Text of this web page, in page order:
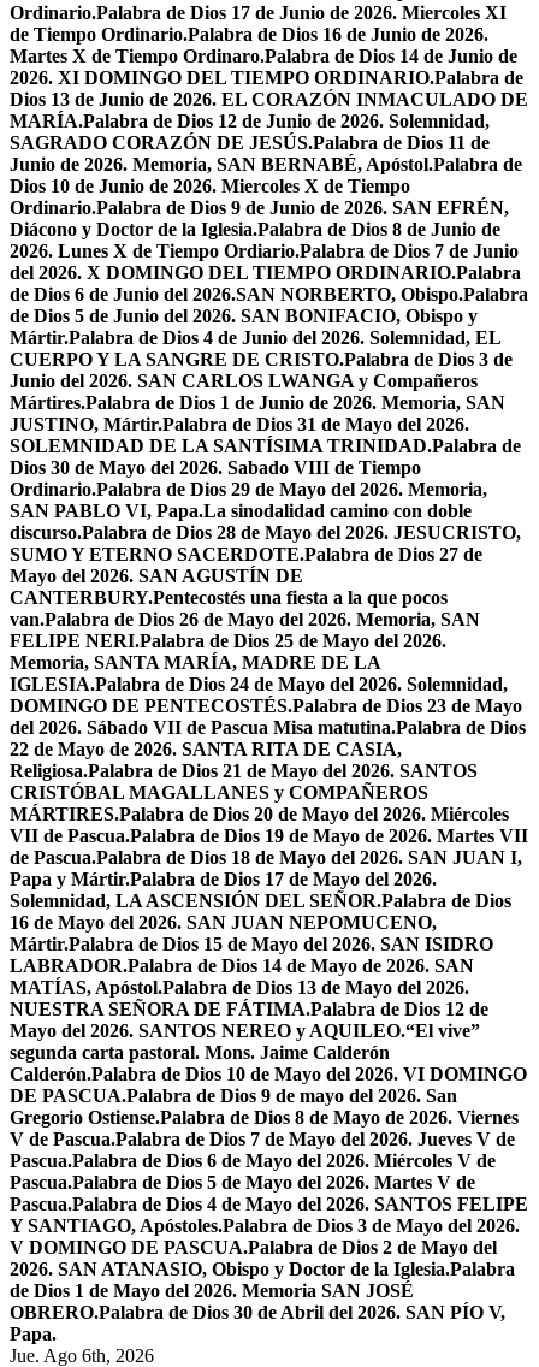
Ordinario.Palabra de Dios 17 de Junio de 2026. Miercoles XI
de Tiempo Ordinario.Palabra de Dios 16 de Junio de 2026.
Martes X de Tiempo Ordinaro.Palabra de Dios 14 de Junio de
2026. XI DOMINGO DEL TIEMPO ORDINARIO.Palabra de
Dios 13 de Junio de 2026. EL CORAZÓN INMACULADO DE
MARÍA.Palabra de Dios 12 de Junio de 2026. Solemnidad,
SAGRADO CORAZÓN DE JESÚS.Palabra de Dios 11 de
Junio de 2026. Memoria, SAN BERNABÉ, Apóstol.Palabra de
Dios 10 de Junio de 2026. Miercoles X de Tiempo
Ordinario.Palabra de Dios 9 de Junio de 2026. SAN EFRÉN,
Diácono y Doctor de la Iglesia.Palabra de Dios 8 de Junio de
2026. Lunes X de Tiempo Ordiario.Palabra de Dios 7 de Junio
del 2026. X DOMINGO DEL TIEMPO ORDINARIO.Palabra
de Dios 6 de Junio del 2026.SAN NORBERTO, Obispo.Palabra
de Dios 5 de Junio del 2026. SAN BONIFACIO, Obispo y
Mártir.Palabra de Dios 4 de Junio del 2026. Solemnidad, EL
CUERPO Y LA SANGRE DE CRISTO.Palabra de Dios 3 de
Junio del 2026. SAN CARLOS LWANGA y Compañeros
Mártires.Palabra de Dios 1 de Junio de 2026. Memoria, SAN
JUSTINO, Mártir.Palabra de Dios 31 de Mayo del 2026.
SOLEMNIDAD DE LA SANTÍSIMA TRINIDAD.Palabra de
Dios 30 de Mayo del 2026. Sabado VIII de Tiempo
Ordinario.Palabra de Dios 29 de Mayo del 2026. Memoria,
SAN PABLO VI, Papa.La sinodalidad camino con doble
discurso.Palabra de Dios 28 de Mayo del 2026. JESUCRISTO,
SUMO Y ETERNO SACERDOTE.Palabra de Dios 27 de
Mayo del 2026. SAN AGUSTÍN DE
CANTERBURY.Pentecostés una fiesta a la que pocos
van.Palabra de Dios 26 de Mayo del 2026. Memoria, SAN
FELIPE NERI.Palabra de Dios 25 de Mayo del 2026.
Memoria, SANTA MARÍA, MADRE DE LA
IGLESIA.Palabra de Dios 24 de Mayo del 2026. Solemnidad,
DOMINGO DE PENTECOSTÉS.Palabra de Dios 23 de Mayo
del 2026. Sábado VII de Pascua Misa matutina.Palabra de Dios
22 de Mayo de 2026. SANTA RITA DE CASIA,
Religiosa.Palabra de Dios 21 de Mayo del 2026. SANTOS
CRISTÓBAL MAGALLANES y COMPAÑEROS
MÁRTIRES.Palabra de Dios 20 de Mayo del 2026. Miércoles
VII de Pascua.Palabra de Dios 19 de Mayo de 2026. Martes VII
de Pascua.Palabra de Dios 18 de Mayo del 2026. SAN JUAN I,
Papa y Mártir.Palabra de Dios 17 de Mayo del 2026.
Solemnidad, LA ASCENSIÓN DEL SEÑOR.Palabra de Dios
16 de Mayo del 2026. SAN JUAN NEPOMUCENO,
Mártir.Palabra de Dios 15 de Mayo del 2026. SAN ISIDRO
LABRADOR.Palabra de Dios 14 de Mayo de 2026. SAN
MATÍAS, Apóstol.Palabra de Dios 13 de Mayo del 2026.
NUESTRA SEÑORA DE FÁTIMA.Palabra de Dios 12 de
Mayo del 2026. SANTOS NEREO y AQUILEO.“El vive”
segunda carta pastoral. Mons. Jaime Calderón
Calderón.Palabra de Dios 10 de Mayo del 2026. VI DOMINGO
DE PASCUA.Palabra de Dios 9 de mayo del 2026. San
Gregorio Ostiense.Palabra de Dios 8 de Mayo de 2026. Viernes
V de Pascua.Palabra de Dios 7 de Mayo del 2026. Jueves V de
Pascua.Palabra de Dios 6 de Mayo del 2026. Miércoles V de
Pascua.Palabra de Dios 5 de Mayo del 2026. Martes V de
Pascua.Palabra de Dios 4 de Mayo del 2026. SANTOS FELIPE
Y SANTIAGO, Apóstoles.Palabra de Dios 3 de Mayo del 2026.
V DOMINGO DE PASCUA.Palabra de Dios 2 de Mayo del
2026. SAN ATANASIO, Obispo y Doctor de la Iglesia.Palabra
de Dios 1 de Mayo del 2026. Memoria SAN JOSÉ
OBRERO.Palabra de Dios 30 de Abril del 2026. SAN PÍO V,
Papa.
Jue. Ago 6th, 2026